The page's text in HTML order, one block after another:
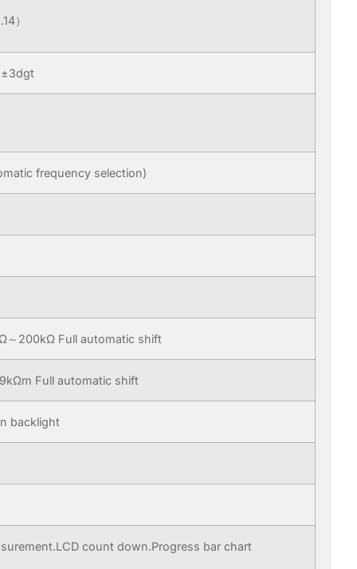
）
frequency selection)
～200kΩ Full automatic shift
Full automatic shift
backlight
count down.Progress bar chart